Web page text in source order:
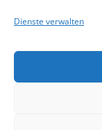
Dienste verwalten